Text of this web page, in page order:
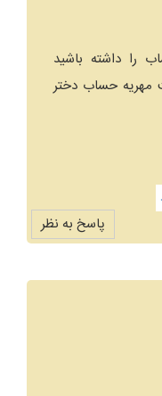
را داشته باشید
مهریه حساب دختر
پاسخ به نظر